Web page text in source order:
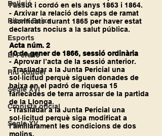
Religió
Ribera Baixa
Esports
El Perelló
Riu Xúquer
Segle XVI
Cronista oficial
Segle XV
l’assut i cordó en els anys 1863 i 1864.
- Arxivar la relació dels caps de ramat
sacrificats durant 1865 per haver estat
declarats nocius a la salut pública.
Acta núm. 2
10 de gener de 1866, sessió ordinària
- Aprovar l’acta de la sessió anterior.
- Traslladar a la Junta Pericial una
sol·licitud perquè siguen donades de
baixa en el padró de riquesa 15
fanecades de terra arrossar de la partida
de la Llonga.
- Traslladar a la Junta Pericial una
sol·licitud perquè siga modificat a
l’amillarament les condicions de dos
molins.